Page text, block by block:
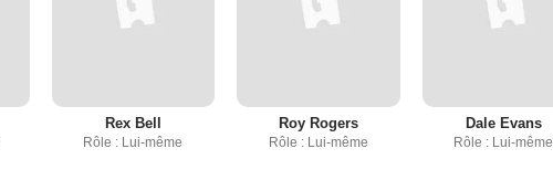
Rex Bell
Rôle : Lui-même
Roy Rogers
Rôle : Lui-même
Dale Evans
Rôle : Lui-même